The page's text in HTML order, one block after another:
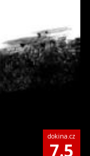
dokina.cz
7.5